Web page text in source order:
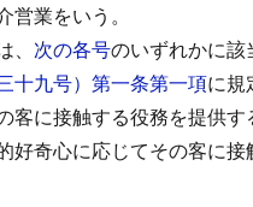
業をいう。
次の各号のいずれかに該
十九号）第一条第一項に規
客に接触する役務を提供す
奇心に応じてその客に